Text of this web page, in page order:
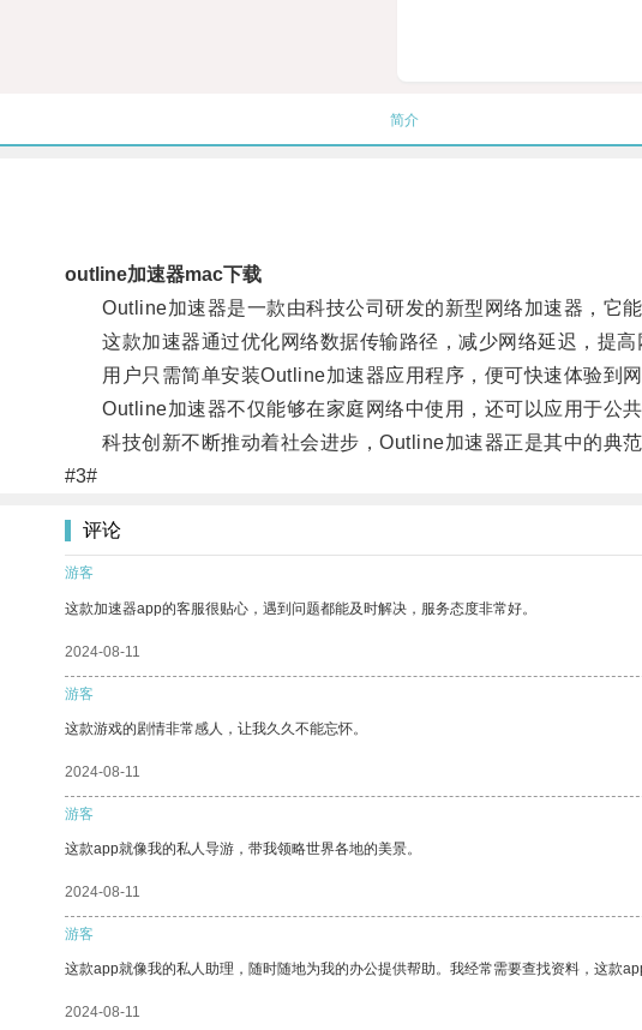
简介
outline加速器mac下载
Outline加速器是一款由科技公司研发的新型网络加速器，它能
这款加速器通过优化网络数据传输路径，减少网络延迟，提高
用户只需简单安装Outline加速器应用程序，便可快速体验到网
Outline加速器不仅能够在家庭网络中使用，还可以应用于公共
科技创新不断推动着社会进步，Outline加速器正是其中的典范
#3#
评论
游客
这款加速器app的客服很贴心，遇到问题都能及时解决，服务态度非常好。
2024-08-11
游客
这款游戏的剧情非常感人，让我久久不能忘怀。
2024-08-11
游客
这款app就像我的私人导游，带我领略世界各地的美景。
2024-08-11
游客
这款app就像我的私人助理，随时随地为我的办公提供帮助。我经常需要查找资料，这款
2024-08-11